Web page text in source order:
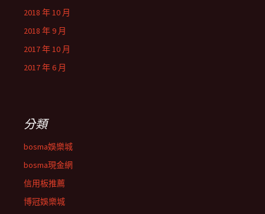
2018 年 10 月
2018 年 9 月
2017 年 10 月
2017 年 6 月
分類
bosma娛樂城
bosma現金網
信用板推薦
博冠娛樂城